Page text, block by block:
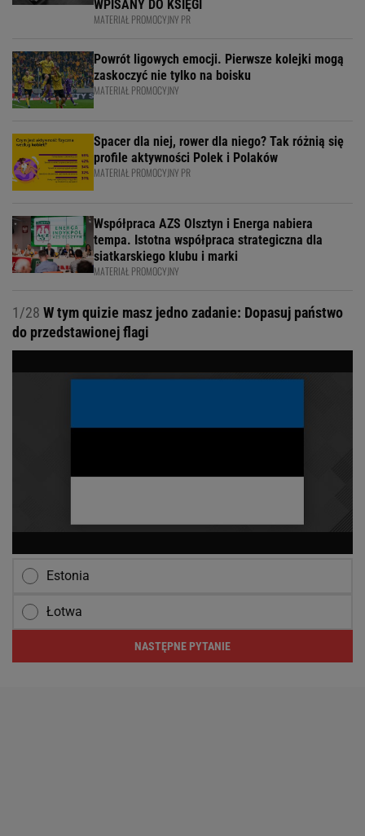
WPISANY DO KSIĘGI
MATERIAŁ PROMOCYJNY PR
Powrót ligowych emocji. Pierwsze kolejki mogą
zaskoczyć nie tylko na boisku
MATERIAŁ PROMOCYJNY
Spacer dla niej, rower dla niego? Tak różnią się
profile aktywności Polek i Polaków
MATERIAŁ PROMOCYJNY PR
Współpraca AZS Olsztyn i Energa nabiera
tempa. Istotna współpraca strategiczna dla
siatkarskiego klubu i marki
MATERIAŁ PROMOCYJNY
1/28 W tym quizie masz jedno zadanie: Dopasuj państwo
do przedstawionej flagi
Estonia
Łotwa
NASTĘPNE PYTANIE